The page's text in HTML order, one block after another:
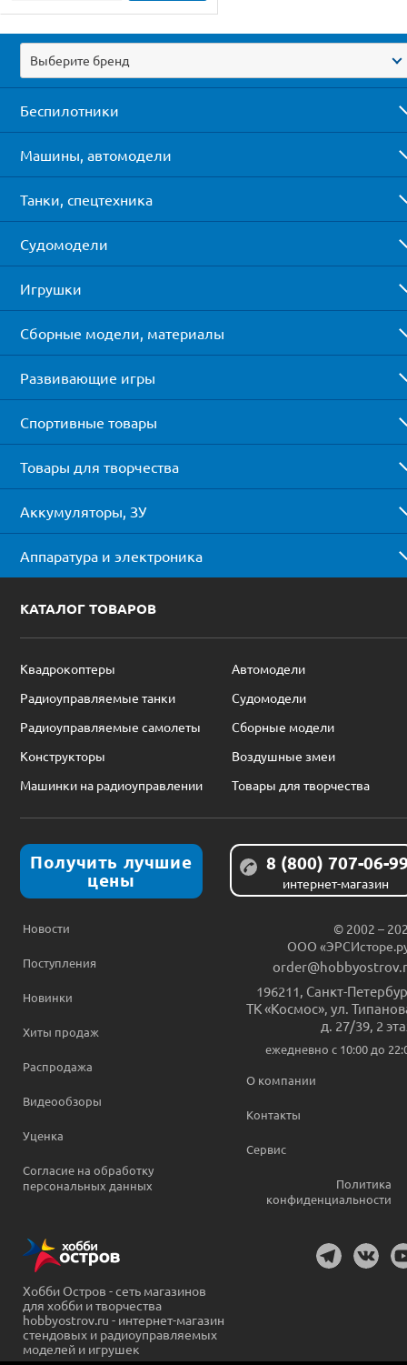
Выберите бренд
Беспилотники
Машины, автомодели
Танки, спецтехника
Судомодели
Игрушки
Сборные модели, материалы
Развивающие игры
Спортивные товары
Товары для творчества
Аккумуляторы, ЗУ
Аппаратура и электроника
КАТАЛОГ ТОВАРОВ
Квадрокоптеры
Автомодели
Радиоуправляемые танки
Судомодели
Радиоуправляемые самолеты
Сборные модели
Конструкторы
Воздушные змеи
Машинки на радиоуправлении
Товары для творчества
Получить лучшие
цены
8 (800) 707-06-
интернет-магазин
Новости
Поступления
Новинки
Хиты продаж
Распродажа
Видеообзоры
Уценка
Согласие на обработку
персональных данных
© 2002 –
ООО
196211 Санкт-
ТК «Космос», ул.
д. 27/39, 2
ежедневно c 10:00 до
О компании
Контакты
Сервис
Политика
конфиденциальности
Хобби Остров - сеть магазинов
для хобби и творчества
hobbyostrov.ru - интернет-магазин
стендовых и радиоуправляемых
моделей и игрушек